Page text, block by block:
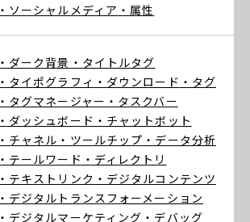
・ソーシャルメディア ・属性
・ダーク背景 ・タイトルタグ
・タイポグラフィ ・ダウンロード ・タグ
・タグマネージャー ・タスクバー
・ダッシュボード ・チャットボット
・チャネル ・ツールチップ ・データ分析
・テールワード ・ディレクトリ
・テキストリンク ・デジタルコンテンツ
・デジタルトランスフォーメーション
・デジタルマーケティング ・デバッグ